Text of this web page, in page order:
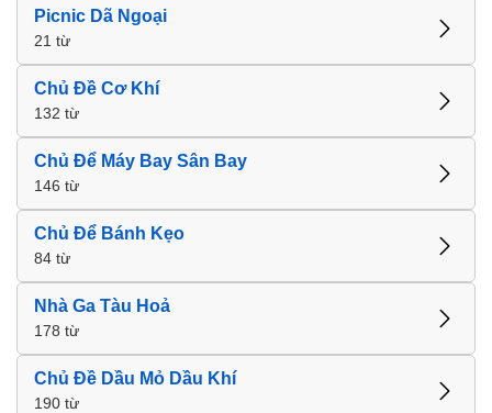
Picnic Dã Ngoại
21 từ
Chủ Đề Cơ Khí
132 từ
Chủ Để Máy Bay Sân Bay
146 từ
Chủ Để Bánh Kẹo
84 từ
Nhà Ga Tàu Hoả
178 từ
Chủ Đề Dầu Mỏ Dầu Khí
190 từ